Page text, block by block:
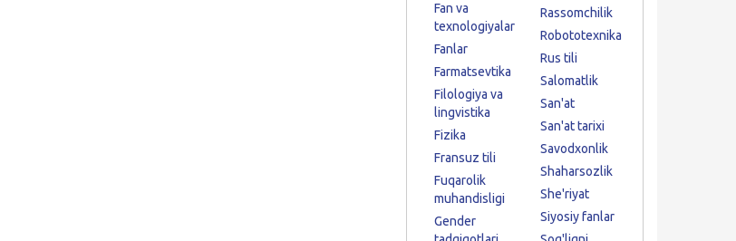
Fan va
texnologiyalar
Fanlar
Farmatsevtika
Filologiya va
lingvistika
Fizika
Fransuz tili
Fuqarolik
muhandisligi
Gender
Rassomchilik
Robototexnika
Rus tili
Salomatlik
San'at
San'at tarixi
Savodxonlik
Shaharsozlik
She'riyat
Siyosiy fanlar